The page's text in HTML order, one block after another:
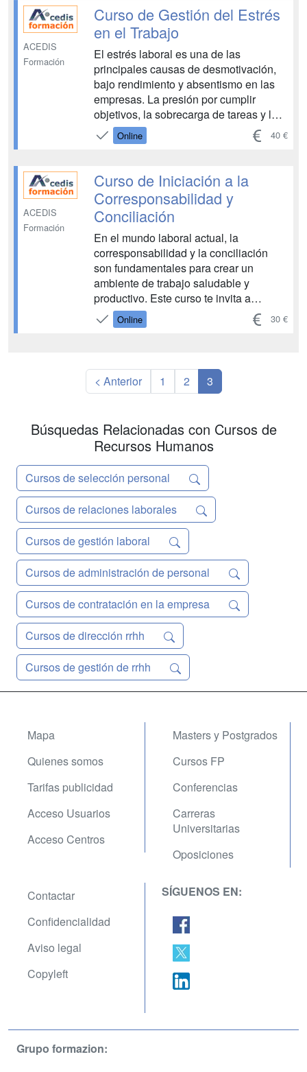
forma efectiva, entendiendo su impacto
tanto en la salud ...
ACEDIS
Formación
Curso de Gestión del Estrés
en el Trabajo
El estrés laboral es una de las
principales causas de desmotivación,
bajo rendimiento y absentismo en las
empresas. La presión por cumplir
objetivos, la sobrecarga de tareas y la
falta de una adecuada gestión del
tiempo pueden generar un impacto
afectando no solo su bienestar
personal, sino también la produ...
Online 40 €
ACEDIS
Formación
Curso de Iniciación a la
Corresponsabilidad y
Conciliación
En el mundo laboral actual, la
corresponsabilidad y la conciliación
son fundamentales para crear un
ambiente de trabajo saludable y
productivo. Este curso te invita a
explorar cómo compartir
responsabilidades de manera
significativamente tanto el bienestar
personal como el...
Online 30 €
< Anterior 1 2 3
Búsquedas Relacionadas con Cursos de
Recursos Humanos
Cursos de selección personal
Cursos de relaciones laborales
Cursos de gestión laboral
Cursos de administración de personal
Cursos de contratación en la empresa
Cursos de dirección rrhh
Cursos de gestión de rrhh
Mapa
Quienes somos
Tarifas publicidad
Acceso Usuarios
Acceso Centros
Masters y Postgrados
Cursos FP
Conferencias
Carreras
Universitarias
Oposiciones
Contactar
Confidencialidad
Aviso legal
Copyleft
SÍGUENOS EN:
Grupo formazion: